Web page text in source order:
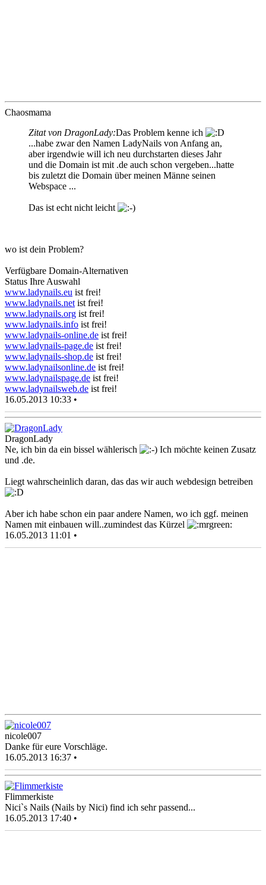
Chaosmama
Zitat von DragonLady:Das Problem kenne ich
...habe zwar den Namen LadyNails von Anfang an,
aber irgendwie will ich neu durchstarten dieses Jahr
und die Domain ist mit .de auch schon vergeben...hatte
bis zuletzt die Domain über meinen Männe seinen
Webspace ...
Das ist echt nicht leicht
wo ist dein Problem?
Verfügbare Domain-Alternativen
Status Ihre Auswahl
www.ladynails.eu ist frei!
www.ladynails.net ist frei!
www.ladynails.org ist frei!
www.ladynails.info ist frei!
www.ladynails-online.de ist frei!
www.ladynails-page.de ist frei!
www.ladynails-shop.de ist frei!
www.ladynailsonline.de ist frei!
www.ladynailspage.de ist frei!
www.ladynailsweb.de ist frei!
16.05.2013 10:33 •
DragonLady
Ne, ich bin da ein bissel wählerisch
Ich möchte keinen Zusatz
und .de.
Liegt wahrscheinlich daran, das das wir auch webdesign betreiben
Aber ich habe schon ein paar andere Namen, wo ich ggf. meinen
Namen mit einbauen will..zumindest das Kürzel
16.05.2013 11:01 •
nicole007
Danke für eure Vorschläge.
16.05.2013 16:37 •
Flimmerkiste
Nici`s Nails (Nails by Nici) find ich sehr passend...
16.05.2013 17:40 •